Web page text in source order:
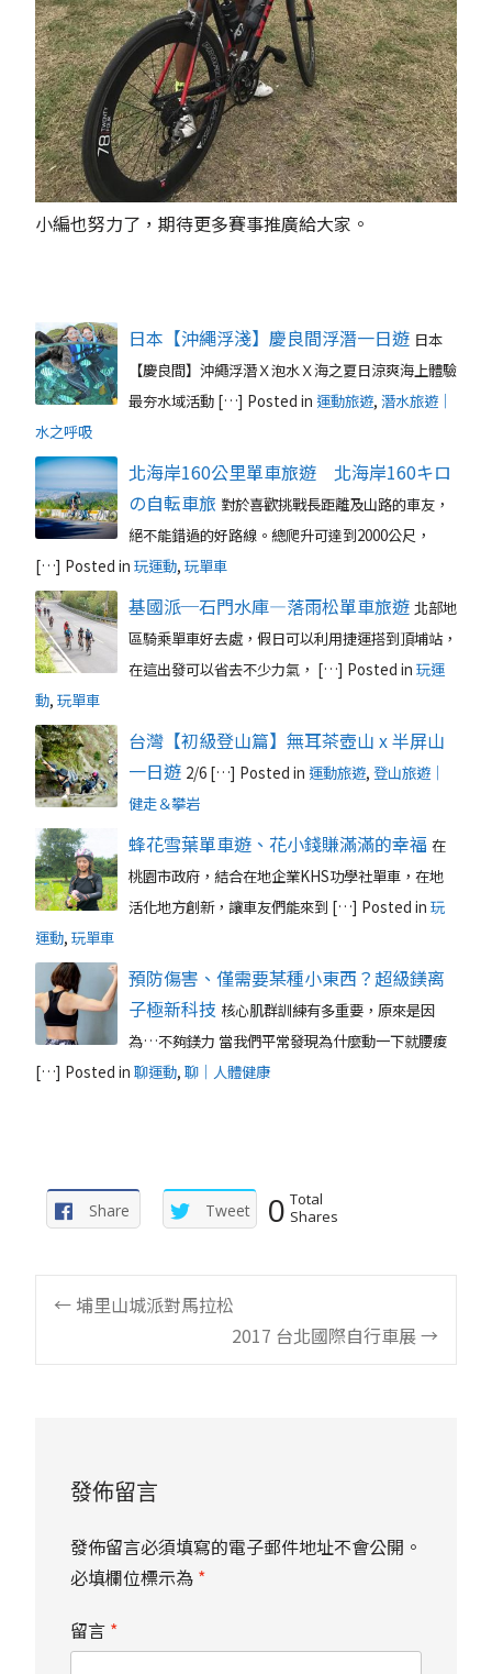
小編也努力了，期待更多賽事推廣給大家。
日本【沖繩浮淺】慶良間浮潛一日遊 日本
【慶良間】沖繩浮潛Ｘ泡水Ｘ海之夏日涼爽海上體驗
最夯水域活動 […] Posted in 運動旅遊, 潛水旅遊｜
水之呼吸
北海岸160公里單車旅遊 北海岸160キロ
の自転車旅 對於喜歡挑戰長距離及山路的車友，
絕不能錯過的好路線。總爬升可達到2000公尺，
[…] Posted in 玩運動, 玩單車
基國派─石門水庫—落雨松單車旅遊 北部地
區騎乘單車好去處，假日可以利用捷運搭到頂埔站，
在這出發可以省去不少力氣， […] Posted in 玩運
動, 玩單車
台灣【初級登山篇】無耳茶壺山 x 半屏山
一日遊 2/6 […] Posted in 運動旅遊, 登山旅遊｜
健走＆攀岩
蜂花雪葉單車遊、花小錢賺滿滿的幸福 在
桃園市政府，結合在地企業KHS功學社單車，在地
活化地方創新，讓車友們能來到 […] Posted in 玩
運動, 玩單車
預防傷害、僅需要某種小東西？超級鎂离
子極新科技 核心肌群訓練有多重要，原來是因
為…不夠鎂力 當我們平常發現為什麼動一下就腰痠
[…] Posted in 聊運動, 聊｜人體健康
Share Tweet 0 Total
Shares
Post
navigation
← 埔里山城派對馬拉松
2017 台北國際自行車展‎→
發佈留言
發佈留言必須填寫的電子郵件地址不會公開。
必填欄位標示為 *
留言 *